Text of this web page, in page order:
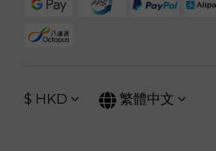
$ HKD 繁體中文